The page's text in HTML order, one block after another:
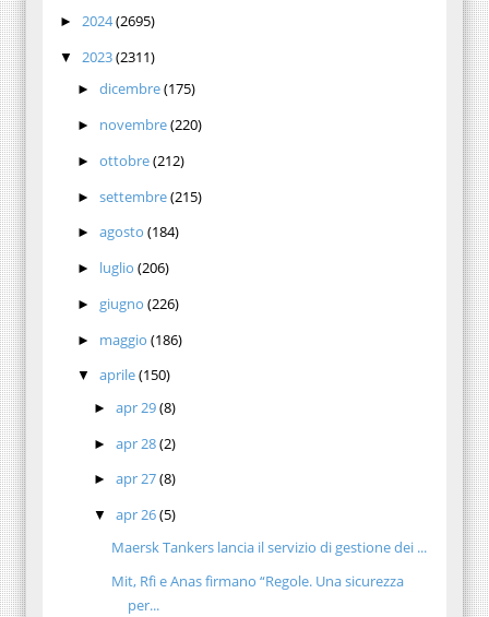
► 2024(2695)
▼ 2023(2311)
► dicembre(175)
► novembre(220)
► ottobre(212)
► settembre(215)
► agosto (184)
► luglio (206)
► giugno (226)
► maggio (186)
▼ aprile(150)
►apr 29(8)
►apr 28(2)
►apr 27(8)
▼apr 26(5)
Maersk Tankers lancia il servizio di gestione dei ...
Mit, Rfi e Anas firmano “Regole. Una sicurezza
per...